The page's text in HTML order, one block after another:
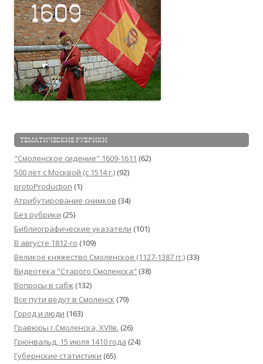
ТЕМАТИЧЕСКИЕ РУБРИКИ
"Смоленское сидение" 1609-1611 (62)
500 лет с Москвой (c 1514 г.) (92)
protoProduction (1)
Атрибутирование снимков (34)
Без рубрики (25)
Библиографические указатели (101)
В августе 1812-го (109)
Великое княжество Смоленское (1127-1387 гг.) (33)
Видеотека "Cтарого Смоленска" (38)
Вопросы в сабж (132)
Все пути ведут в Смоленск (79)
Город и люди (163)
Гравюры г.Смоленска, XVIIв. (26)
Грюнвальд, 15 июля 1410 года (24)
Губернские статистики (65)